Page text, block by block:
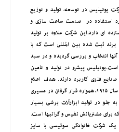
که شرکت یوتیلیس در توسعه، تولید و توزیع
استفاده در صنعت ساعت سازی و
ای دارد.این شرکت علاوه بر تولید
برند ثبت شده بین­ المللی است که با
انتخاب و بررسی گردیده و در سبد
پیشرو در تولید و تامین
فلزی کاربرد دارند. هدف اعلام
شده شرکت از زمان تاسیس در سال ۱۹۱۵، همواره قرار گرفتن در مسیری
در تولید ابزارآلات برشی بسیار
برای مشتریانش نفیس و گرانبها است.
یک شرکت خانوادگی سوئیسی با سایز